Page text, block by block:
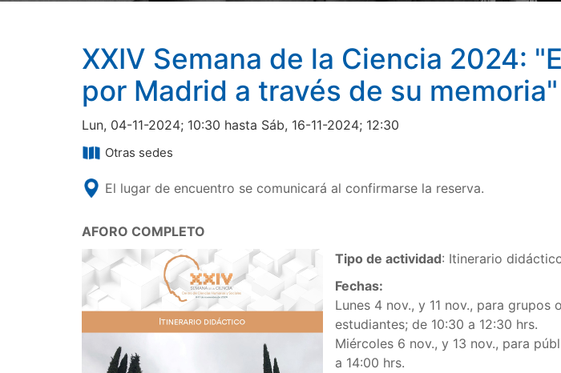
XXIV Semana de la Ciencia 2024:
por Madrid a través de su memoria"
Lun, 04-11-2024; 10:30 hasta Sáb, 16-11-2024; 12:30
Otras sedes
El lugar de encuentro se comunicará al confirmarse la reserva.
AFORO COMPLETO
Tipo de actividad: Itinerario
Fechas:
Lunes 4 nov., y 11 nov., para grupos
estudiantes; de 10:30 a 12:30 hrs.
Miércoles 6 nov., y 13 nov., para
a 14:00 hrs.